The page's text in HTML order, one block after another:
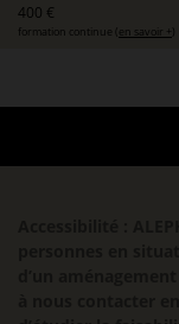
400 €
formation continue ( en savoir + )